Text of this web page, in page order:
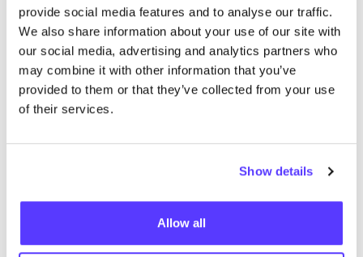
provide social media features and to analyse our traffic.
We also share information about your use of our site with
our social media, advertising and analytics partners who
may combine it with other information that you’ve
provided to them or that they’ve collected from your use
of their services.
Show details
Allow all
Visita el sitio web
PreviousNext